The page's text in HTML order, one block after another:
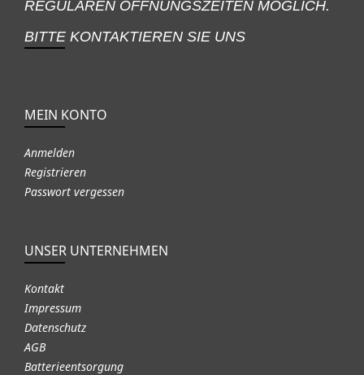
REGULÄREN ÖFFNUNGSZEITEN MÖGLICH.
BITTE KONTAKTIEREN SIE UNS
MEIN KONTO
Anmelden
Registrieren
Passwort vergessen
UNSER UNTERNEHMEN
Kontakt
Impressum
Datenschutz
AGB
Batterieentsorgung